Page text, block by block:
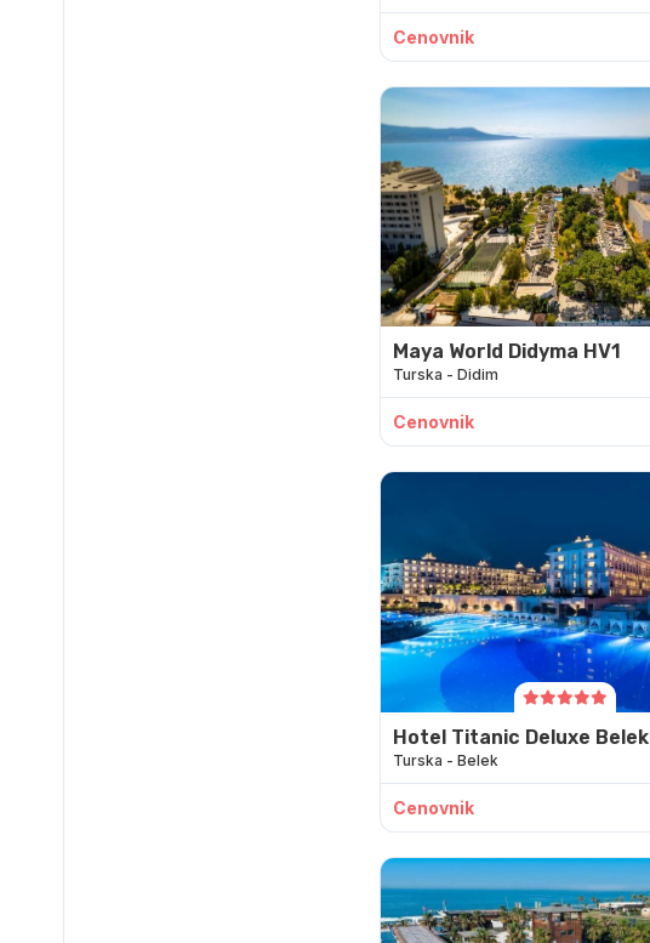
Cenovnik
Maya World Didyma HV1
Turska - Didim
Cenovnik
Hotel Titanic Deluxe Belek
Turska - Belek
Cenovnik